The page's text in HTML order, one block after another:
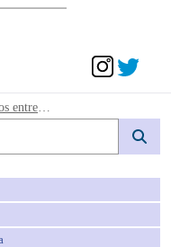
y meritos -